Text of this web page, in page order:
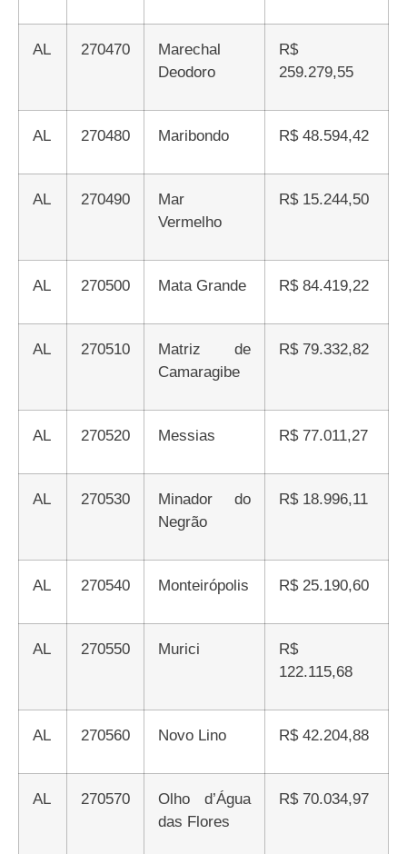
AL 270470
Marechal
Deodoro
R$
259.279,55
AL 270480 Maribondo R$ 48.594,42
AL 270490
Mar
Vermelho
R$ 15.244,50
AL 270500 Mata Grande R$ 84.419,22
AL 270510
Matriz de
Camaragibe
R$ 79.332,82
AL 270520 Messias R$ 77.011,27
AL 270530
Minador do
Negrão
R$ 18.996,11
AL 270540 Monteirópolis R$ 25.190,60
AL 270550 Murici
R$
122.115,68
AL 270560 Novo Lino R$ 42.204,88
AL 270570
Olho d’Água
das Flores
R$ 70.034,97